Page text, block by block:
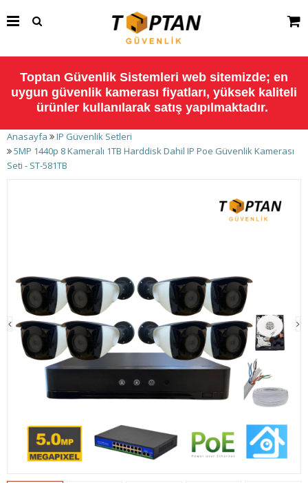
Toptan Güvenlik Sistemleri web sitemizde; en
uygun güvenlik kamerası fiyatları, yüksek kaliteli
ürünler kullanılarak satış yapılmaktadır.
Anasayfa
IP Güvenlik Setleri
5MP 1440p 8 Kameralı 1TB Harddisk Dahil IP Poe Güvenlik Kamerası
Seti - ST-581TB